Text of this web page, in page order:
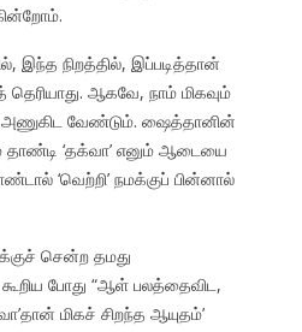
இந்த நிறத்தில், இப்படித்தான்
ஆகவே, நாம் மிகவும்
வேண்டும். ஷைத்தானின்
‘தக்வா’ எனும் ஆடையை
‘வெற்றி’ நமக்குப் பின்னால்
சென்ற தமது
போது “ஆள் பலத்தைவிட,
மிகச் சிறந்த ஆயுதம்’